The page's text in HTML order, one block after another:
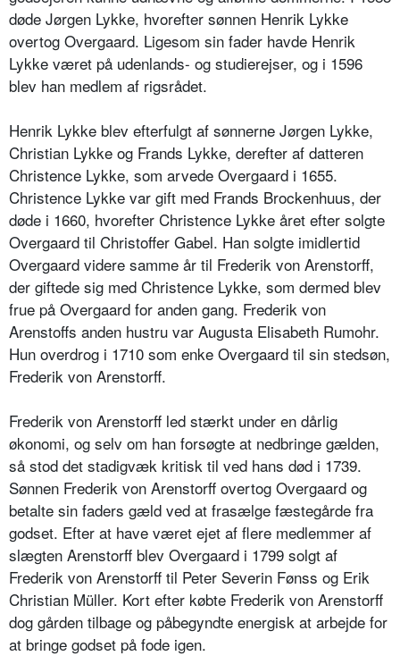
døde Jørgen Lykke, hvorefter sønnen Henrik Lykke
overtog Overgaard. Ligesom sin fader havde Henrik
Lykke været på udenlands- og studierejser, og i 1596
blev han medlem af rigsrådet.
Henrik Lykke blev efterfulgt af sønnerne Jørgen Lykke,
Christian Lykke og Frands Lykke, derefter af datteren
Christence Lykke, som arvede Overgaard i 1655.
Christence Lykke var gift med Frands Brockenhuus, der
døde i 1660, hvorefter Christence Lykke året efter solgte
Overgaard til Christoffer Gabel. Han solgte imidlertid
Overgaard videre samme år til Frederik von Arenstorff,
der giftede sig med Christence Lykke, som dermed blev
frue på Overgaard for anden gang. Frederik von
Arenstoffs anden hustru var Augusta Elisabeth Rumohr.
Hun overdrog i 1710 som enke Overgaard til sin stedsøn,
Frederik von Arenstorff.
Frederik von Arenstorff led stærkt under en dårlig
økonomi, og selv om han forsøgte at nedbringe gælden,
så stod det stadigvæk kritisk til ved hans død i 1739.
Sønnen Frederik von Arenstorff overtog Overgaard og
betalte sin faders gæld ved at frasælge fæstegårde fra
godset. Efter at have været ejet af flere medlemmer af
slægten Arenstorff blev Overgaard i 1799 solgt af
Frederik von Arenstorff til Peter Severin Fønss og Erik
Christian Müller. Kort efter købte Frederik von Arenstorff
dog gården tilbage og påbegyndte energisk at arbejde for
at bringe godset på fode igen.